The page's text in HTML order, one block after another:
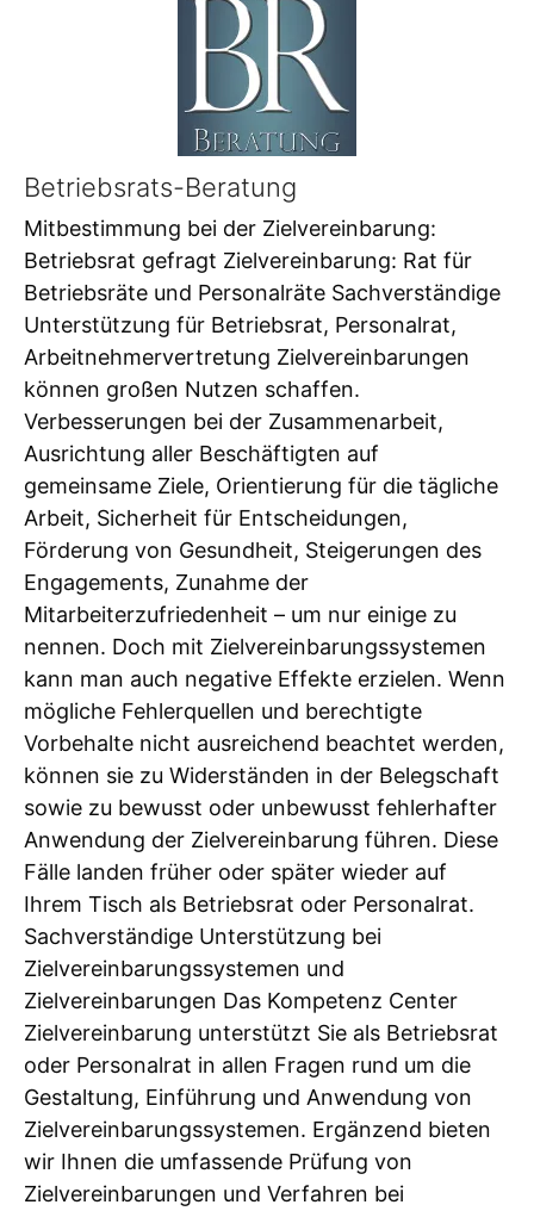
Betriebsrats-Beratung
Mitbestimmung bei der Zielvereinbarung:
Betriebsrat gefragt Zielvereinbarung: Rat für
Betriebsräte und Personalräte Sachverständige
Unterstützung für Betriebsrat, Personalrat,
Arbeitnehmervertretung Zielvereinbarungen
können großen Nutzen schaffen.
Verbesserungen bei der Zusammenarbeit,
Ausrichtung aller Beschäftigten auf
gemeinsame Ziele, Orientierung für die tägliche
Arbeit, Sicherheit für Entscheidungen,
Förderung von Gesundheit, Steigerungen des
Engagements, Zunahme der
Mitarbeiterzufriedenheit – um nur einige zu
nennen. Doch mit Zielvereinbarungssystemen
kann man auch negative Effekte erzielen. Wenn
mögliche Fehlerquellen und berechtigte
Vorbehalte nicht ausreichend beachtet werden,
können sie zu Widerständen in der Belegschaft
sowie zu bewusst oder unbewusst fehlerhafter
Anwendung der Zielvereinbarung führen. Diese
Fälle landen früher oder später wieder auf
Ihrem Tisch als Betriebsrat oder Personalrat.
Sachverständige Unterstützung bei
Zielvereinbarungssystemen und
Zielvereinbarungen Das Kompetenz Center
Zielvereinbarung unterstützt Sie als Betriebsrat
oder Personalrat in allen Fragen rund um die
Gestaltung, Einführung und Anwendung von
Zielvereinbarungssystemen. Ergänzend bieten
wir Ihnen die umfassende Prüfung von
Zielvereinbarungen und Verfahren bei